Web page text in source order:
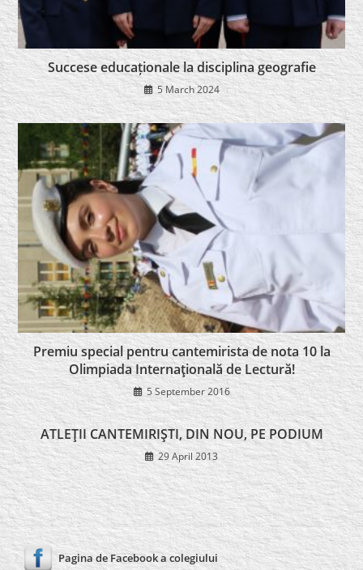
Succese educaționale la disciplina geografie
5 March 2024
Premiu special pentru cantemirista de nota 10 la
Olimpiada Internaţională de Lectură!
5 September 2016
ATLEŢII CANTEMIRIŞTI, DIN NOU, PE PODIUM
29 April 2013
Pagina de Facebook a colegiului